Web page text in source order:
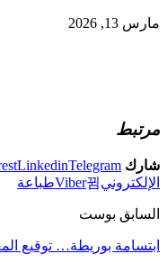
مارس 13, 2026
مرتبط
شارك LinkedinTelegram
الإلكتروني
Viberطباعة
السابق بوست
ابتسامة بوريطة… توقيع